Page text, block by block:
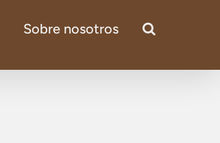
Sobre nosotros